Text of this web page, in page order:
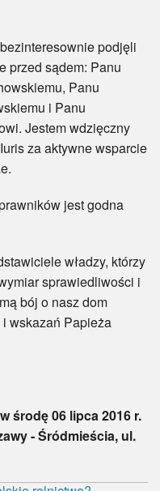
podjęli
przed sądem: Panu
Panu
i Panu
Jestem wdzięczny
za aktywne wsparcie
jest godna
władzy, którzy
sprawiedliwości i
bój o nasz dom
wskazań Papieża
środę 06 lipca 2016 r.
- Śródmieścia, ul.